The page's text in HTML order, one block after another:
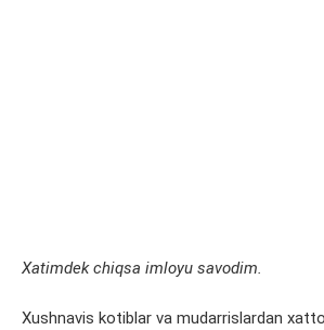
Xatimdek chiqsa imloyu savodim.
Xushnavis kotiblar va mudarrislardan